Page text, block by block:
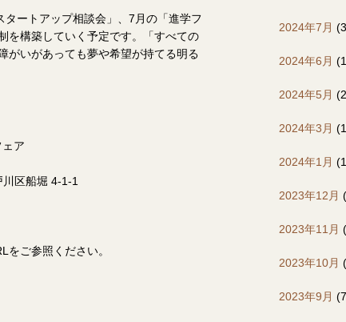
ートアップ相談会」、7月の「進学フ
を構築していく予定です。「すべての
がいがあっても夢や希望が持てる明る
ア
区船堀 4-1-1
ご参照ください。
2024年7月
2024年6月
2024年5月
2024年3月
2024年1月
2023年12月
2023年11月
2023年10月
2023年9月